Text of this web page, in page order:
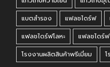
แบตสำรอง
แฟลชไดร์ฟ
แฟลชไดร์ฟโลหะ
แฟลชไดร์ฟ
โรงงานผลิตสินค้าพรีเมี่ยม